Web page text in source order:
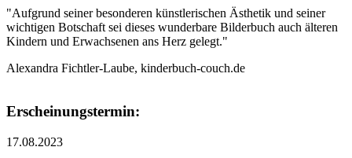
"Aufgrund seiner besonderen künstlerischen Ästhetik und seiner
wichtigen Botschaft sei dieses wunderbare Bilderbuch auch älteren
Kindern und Erwachsenen ans Herz gelegt."
Alexandra Fichtler-Laube, kinderbuch-couch.de
Erscheinungstermin:
17.08.2023